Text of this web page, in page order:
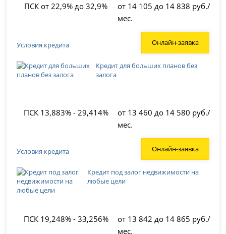
ПСК от 22,9% до 32,9%
от 14 105 до 14 838 руб./
мес.
Условия кредита Онлайн-заявка
Кредит для больших планов без
залога
ПСК 13,883% - 29,414%
от 13 460 до 14 580 руб./
мес.
Условия кредита Онлайн-заявка
Кредит под залог недвижимости на
любые цели
ПСК 19,248% - 33,256%
от 13 842 до 14 865 руб./
мес.